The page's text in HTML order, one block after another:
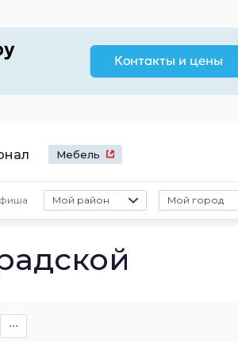
Мебель
Мой район Мой город
∙∙∙